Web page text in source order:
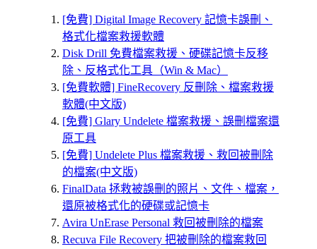
[免費] Digital Image Recovery 記憶卡誤刪、
格式化檔案救援軟體
Disk Drill 免費檔案救援、硬碟記憶卡反移
除、反格式化工具（Win & Mac）
[免費軟體] FineRecovery 反刪除、檔案救援
軟體(中文版)
[免費] Glary Undelete 檔案救援、誤刪檔案還
原工具
[免費] Undelete Plus 檔案救援、救回被刪除
的檔案(中文版)
FinalData 拯救被誤刪的照片、文件、檔案，
還原被格式化的硬碟或記憶卡
Avira UnErase Personal 救回被刪除的檔案
Recuva File Recovery 把被刪除的檔案救回